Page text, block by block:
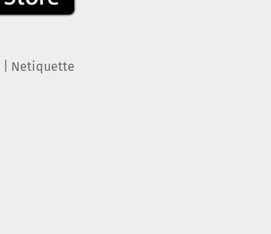
Netiquette